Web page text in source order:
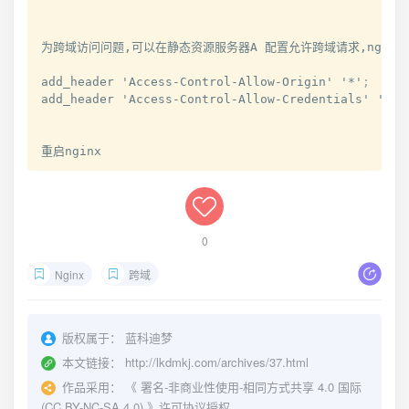
为跨域访问问题,可以在静态资源服务器A 配置允许跨域请求, nginx
add_header ' Access-Control-Allow-Origin ' ' * ' ;
add_header ' Access-Control-Allow-Credentials ' '
重启nginx
0
Nginx 跨域
版权属于：
蓝科迪梦
本文链接：
http://lkdmkj.com/archives/37.html
作品采用：
《 署名-非商业性使用-相同方式共享 4.0 国际